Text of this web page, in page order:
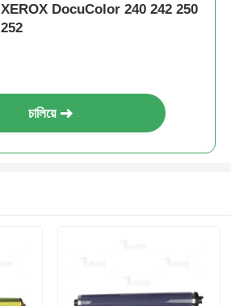
XEROX DocuColor 240 242 250
252
চালিয়ে